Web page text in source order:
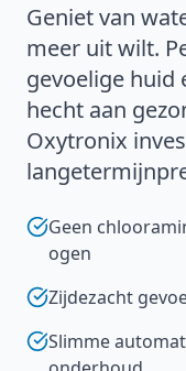
Geniet van
meer uit wilt.
gevoelige huid
hecht aan
Oxytronix
Geen
ogen
Zijdezacht
Slimme